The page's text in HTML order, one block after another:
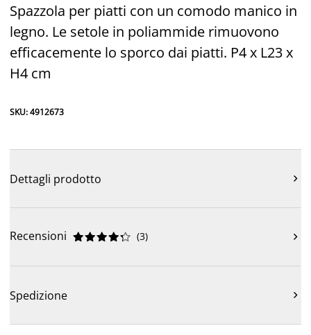
Spazzola per piatti con un comodo manico in
legno. Le setole in poliammide rimuovono
efficacemente lo sporco dai piatti. P4 x L23 x
H4 cm
SKU: 4912673
Dettagli prodotto 
Recensioni 




 (3) 
Spedizione 